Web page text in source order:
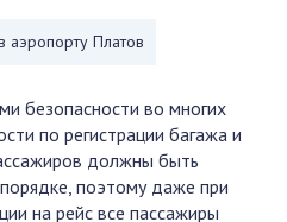
аэропорту Платов
безопасности во многих
по регистрации багажа и
должны быть
поэтому даже при
на рейс все пассажиры